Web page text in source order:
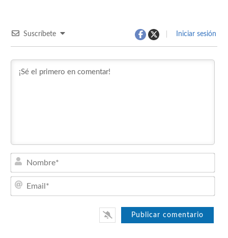
Suscríbete Iniciar sesión